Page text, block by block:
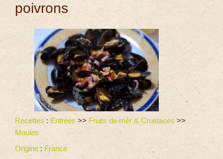
poivrons
Recettes : Entrées >> Fruits de mer & Crustacés >>
Moules
Origine : France